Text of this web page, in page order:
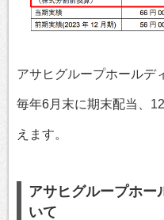
アサヒグループホールデ
毎年6月末に期末配当、
えます。
アサヒグループホー
いて